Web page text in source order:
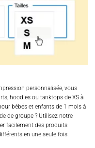
personnalisée, vous
hoodies ou tanktops de XS à
bébés et enfants de 1 mois à
de groupe ? Utilisez notre
facilement des produits
en une seule fois.